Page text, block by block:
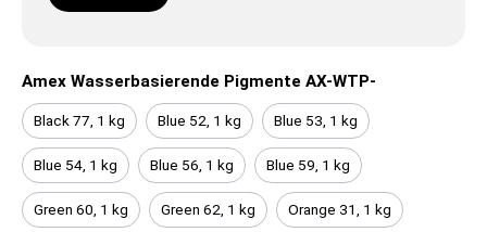
Amex Wasserbasierende Pigmente AX-WTP-
Black 77, 1 kg Blue 52, 1 kg Blue 53, 1 kg
Blue 54, 1 kg Blue 56, 1 kg Blue 59, 1 kg
Green 60, 1 kg Green 62, 1 kg Orange 31, 1 kg